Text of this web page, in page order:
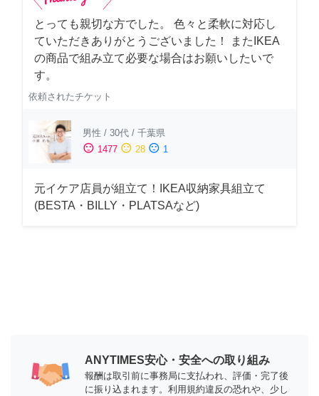
とっても親切な方でした。 色々と柔軟に対応し
ていただきありがとうございました！ またIKEA
の商品で組み立て必要な場合はお願いしたいで
す。
依頼されたチケット
男性 / 30代 / 千葉県
sentiment_satisfied 1477 sentiment_neutral 28 sentiment_dissatisfied 1
元イケア店員が組立て！IKEA収納家具組立て
(BESTA・BILLY・PLATSAなど)
ANYTIMES安心・安全への取り組み
報酬は取引前に事務局に支払われ、評価・完了後
に振り込まれます。利用規約違反の恐れや、少し